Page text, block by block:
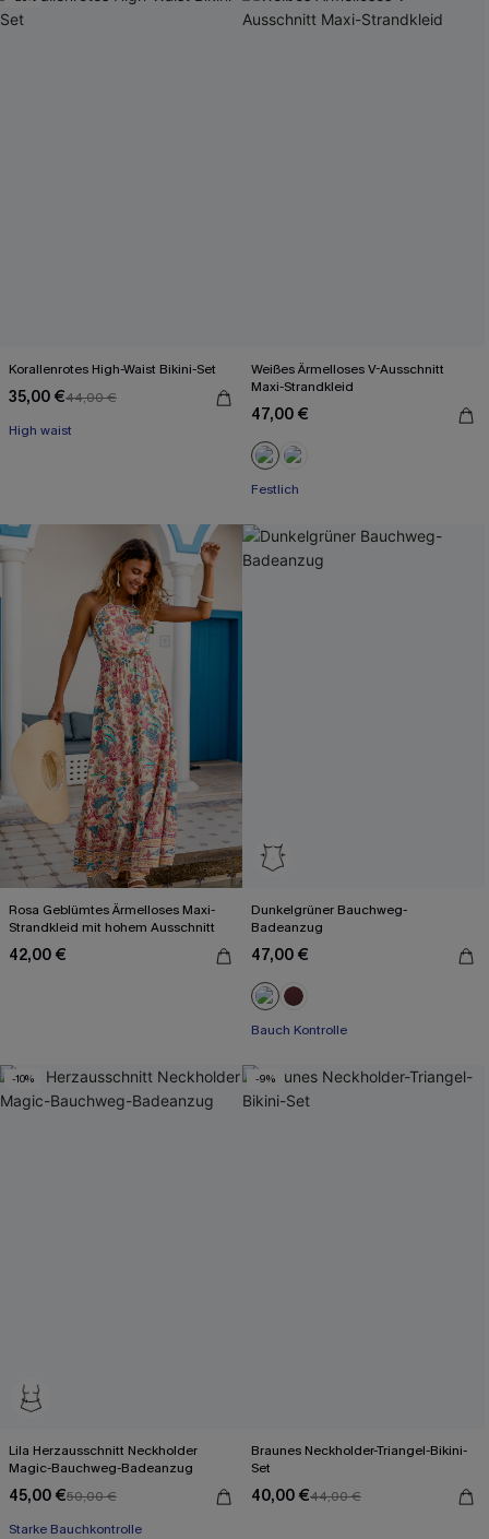
Korallenrotes High-Waist Bikini-Set
35,00 €44,00 €
High waist
Weißes Ärmelloses V-Ausschnitt
Maxi-Strandkleid
47,00 €
Festlich
Rosa Geblümtes Ärmelloses Maxi-
Strandkleid mit hohem Ausschnitt
42,00 €
Dunkelgrüner Bauchweg-
Badeanzug
47,00 €
Bauch Kontrolle
-10%
Lila Herzausschnitt Neckholder
Magic-Bauchweg-Badeanzug
45,00 €50,00 €
Starke Bauchkontrolle
-9%
Braunes Neckholder-Triangel-Bikini-
Set
40,00 €44,00 €